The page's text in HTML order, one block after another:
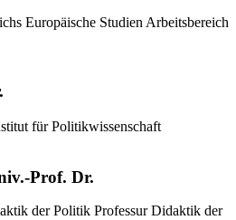
Europäische Studien Arbeitsbereich
für Politikwissenschaft
Prof. Dr.
der Politik Professur Didaktik der